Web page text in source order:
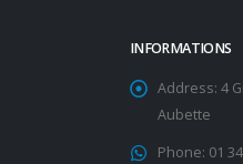
INFORMATIONS
Address: 4
Aubette
Phone: 01